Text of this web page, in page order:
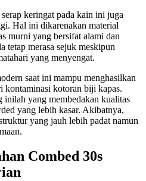
keringat pada kain ini juga
Hal ini dikarenakan material
murni yang bersifat alami dan
tetap merasa sejuk meskipun
yang menyengat.
saat ini mampu menghasilkan
kontaminasi kotoran biji kapas.
inilah yang membedakan kualitas
yang lebih kasar. Akibatnya,
yang jauh lebih padat namun
Combed 30s